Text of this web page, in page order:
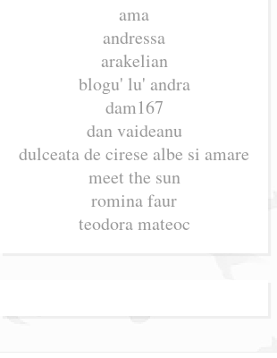
ama
andressa
arakelian
blogu' lu' andra
dam167
dan vaideanu
dulceata de cirese albe si amare
meet the sun
romina faur
teodora mateoc